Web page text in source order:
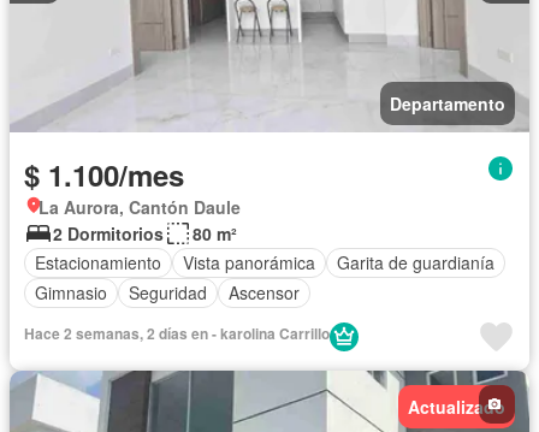
Departamento
$ 1.100/mes
La Aurora, Cantón Daule
2 Dormitorios
80 m²
Estacionamiento
Vista panorámica
Garita de guardianía
Gimnasio
Seguridad Ascensor
Hace 2 semanas, 2 días en - karolina Carrillo
Actualizado